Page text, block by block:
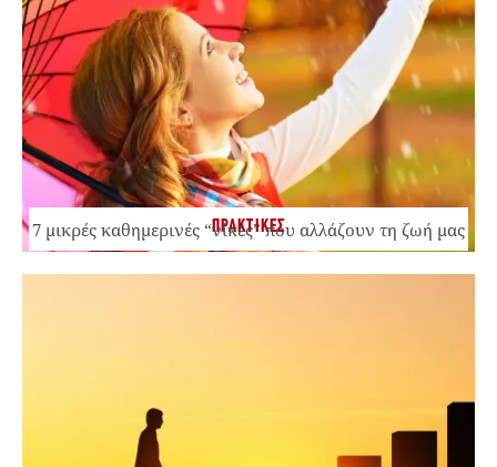
ΠΡΑΚΤΙΚΕΣ
7 μικρές καθημερινές “νίκες” που αλλάζουν τη ζωή μας